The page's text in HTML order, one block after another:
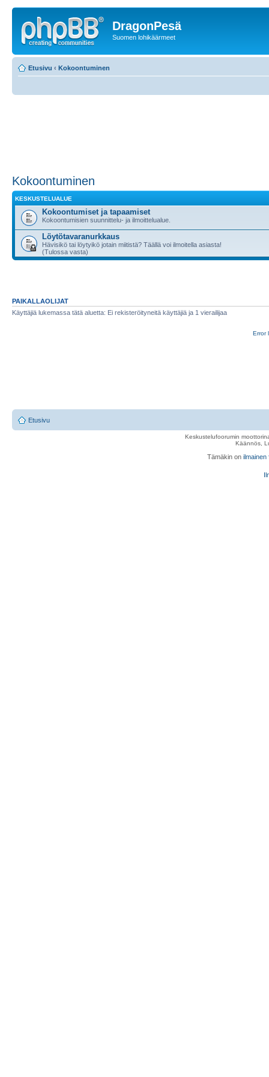
DragonPesä
Suomen lohikäärmeet
Etusivu ‹ Kokoontuminen
Kokoontuminen
KESKUSTELUALUE
Kokoontumiset ja tapaamiset
Kokoontumisien suunnittelu- ja ilmoittelualue.
Löytötavaranurkkaus
Hävisikö tai löytyikö jotain miitistä? Täällä voi ilmoitella asiasta!
(Tulossa vasta)
PAIKALLAOLIJAT
Käyttäjiä lukemassa tätä aluetta: Ei rekisteröityneitä käyttäjiä ja 1 vierailijaa
Error
Etusivu
Keskustelufoorumin
Käännös,
Tämäkin on ilmainen